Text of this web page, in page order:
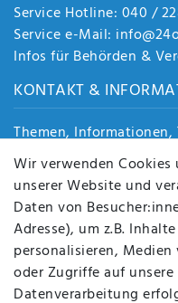
Service Hotline: 040 /
Service e-Mail:
Infos für Behörden &
KONTAKT &
Themen, Informationen,
Jobs
Über uns
Kontakt
Datenschutz
AGB
FAQ
Batterieentsorgung
Wir verwenden
unserer Website und
Daten von
Adresse), um z.B.
personalisieren,
oder Zugriffe auf
Datenverarbeitung